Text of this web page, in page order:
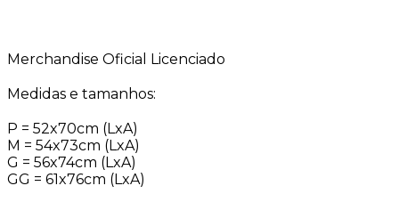
Merchandise Oficial Licenciado
Medidas e tamanhos:
P = 52x70cm (LxA)
M = 54x73cm (LxA)
G = 56x74cm (LxA)
GG = 61x76cm (LxA)